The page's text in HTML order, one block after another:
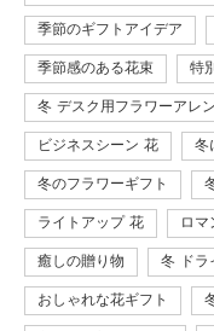
季節のギフトアイデア
季節感のある花束 特
冬 デスク用フラワーアレ
ビジネスシーン 花 冬
冬のフラワーギフト
ライトアップ 花 ロマ
癒しの贈り物 冬 ドラ
おしゃれな花ギフト